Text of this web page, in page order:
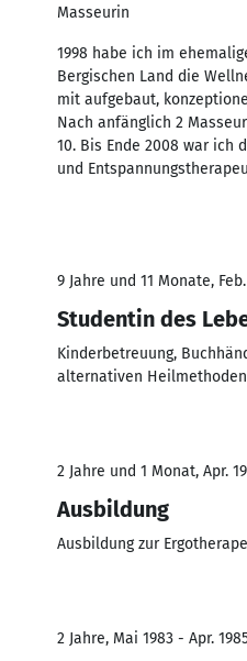
Masseurin
1998 habe ich im
Bergischen Land die
mit aufgebaut,
Nach anfänglich 2
10. Bis Ende 2008 war ich
und
9 Jahre und 11 Monate,
Studentin des
Kinderbetreuung,
alternativen Heilmethoden
2 Jahre und 1 Monat, Apr.
Ausbildung
Ausbildung zur
2 Jahre, Mai 1983 - Apr.